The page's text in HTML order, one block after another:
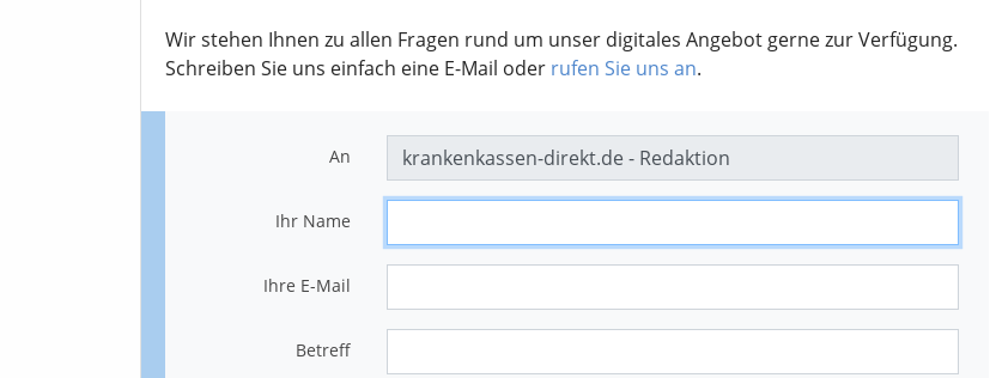
Wir stehen Ihnen zu allen Fragen rund um unser digitales Angebot gerne zur Verfügung.
Schreiben Sie uns einfach eine E-Mail oder rufen Sie uns an.
An
Ihr Name
Ihre E-Mail
Betreff